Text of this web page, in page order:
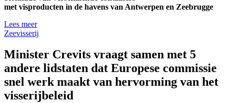
met visproducten in de havens van Antwerpen en Zeebrugge
Lees meer
Zeevisserij
Minister Crevits vraagt samen met 5
andere lidstaten dat Europese commissie
snel werk maakt van hervorming van het
visserijbeleid